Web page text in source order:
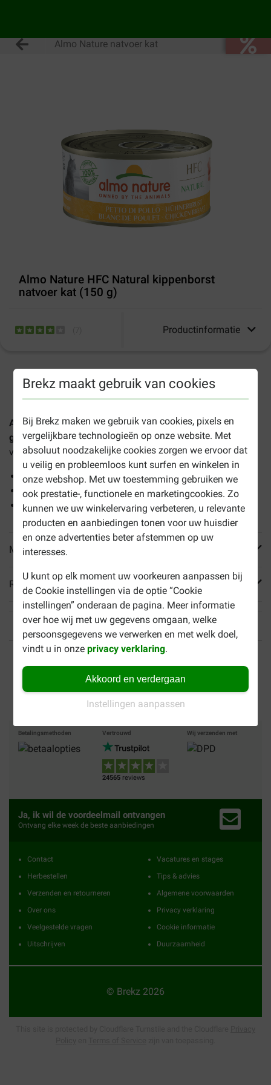
Brekz maakt gebruik van cookies
Bij Brekz maken we gebruik van cookies, pixels en
vergelijkbare technologieën op onze website. Met
absoluut noodzakelijke cookies zorgen we ervoor dat
u veilig en probleemloos kunt surfen en winkelen in
onze webshop. Met uw toestemming gebruiken we
ook prestatie-, functionele en marketingcookies. Zo
kunnen we uw winkelervaring verbeteren, u relevante
producten en aanbiedingen tonen voor uw huisdier
en onze advertenties beter afstemmen op uw
interesses.
U kunt op elk moment uw voorkeuren aanpassen bij
de Cookie instellingen via de optie “Cookie
instellingen” onderaan de pagina. Meer informatie
over hoe wij met uw gegevens omgaan, welke
persoonsgegevens we verwerken en met welk doel,
vindt u in onzeprivacy verklaring.
Akkoord en verdergaan
Instellingen aanpassen
Almo Nature natvoer kat
Almo Nature HFC Natural kippenborst
natvoer kat (150 g)
Productinformatie
1-3 werkdagen levertijd, tenzij anders aangegeven
Almo Nature HFC Natural kippenborst natvoer kat (150
g)
is een hoogwaardige aanvullende voeding voor
volwassen katten van alle rassen.
Zeer smakelijke aanvullende voeding;
Rijk aan heerlijke kipfilet
Vrij van chemische toevoegingen
Meer informatie
Reviews
Tot 40% goedkoper
Gratis bezorging vanaf €
49
Betalingsmethoden Vertrouwd
24565 reviews
Wij verzenden met
Ja, ik wil de voordeelmail ontvangen
Ontvang elke week de beste aanbiedingen
Contact
Herbestellen
Verzenden en retourneren
Over ons
Veelgestelde vragen
Uitschrijven
Vacatures en stages
Tips & advies
Algemene voorwaarden
Privacy verklaring
Cookie informatie
Duurzaamheid
© Brekz 2026